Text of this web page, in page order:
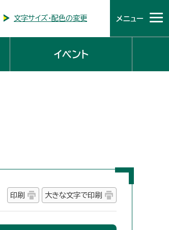
文字サイズ・配色の変更 メニュー
イベント
印刷 大きな文字で印刷